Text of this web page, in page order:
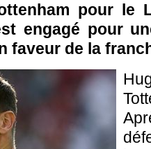
pour le
engagé pour
faveur de la